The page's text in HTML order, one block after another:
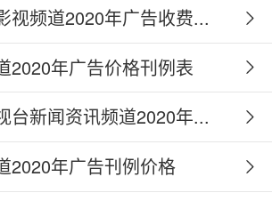
视频道2020年广告收费...
2020年广告价格刊例表
台新闻资讯频道2020年...
2020年广告刊例价格